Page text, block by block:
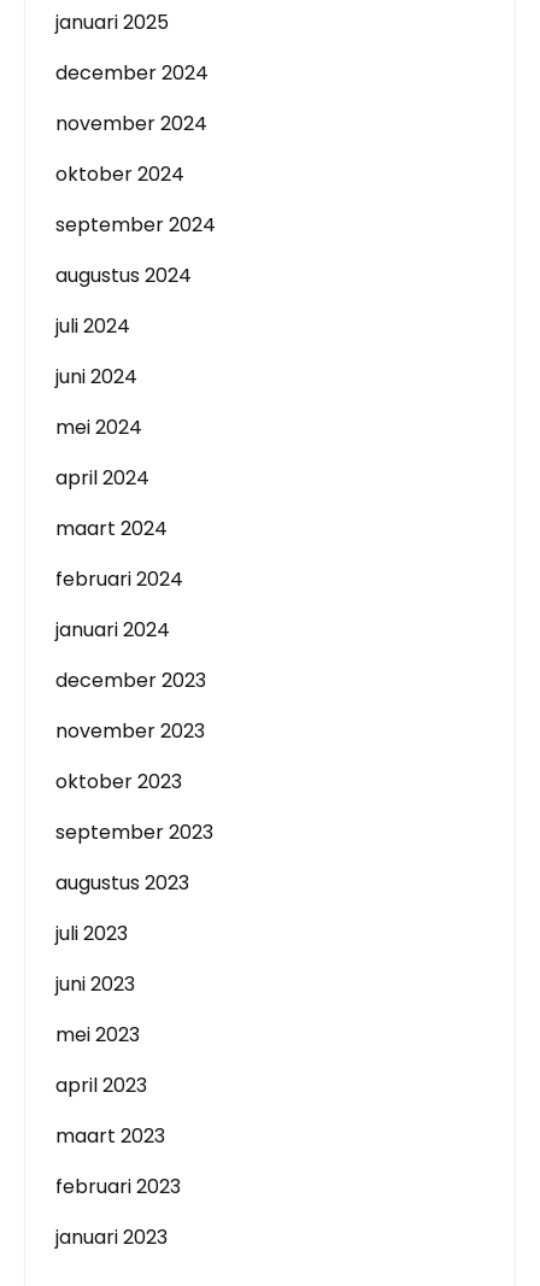
januari 2025
december 2024
november 2024
oktober 2024
september 2024
augustus 2024
juli 2024
juni 2024
mei 2024
april 2024
maart 2024
februari 2024
januari 2024
december 2023
november 2023
oktober 2023
september 2023
augustus 2023
juli 2023
juni 2023
mei 2023
april 2023
maart 2023
februari 2023
januari 2023